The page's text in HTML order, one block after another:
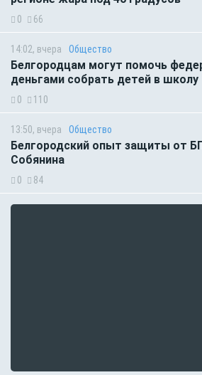
0 66
14:02, вчера Общество
Белгородцам могут помочь
деньгами собрать детей в школу
0 110
13:50, вчера Общество
Белгородский опыт защиты от
Собянина
0 84